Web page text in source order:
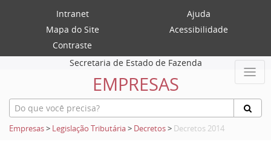
Intranet
Ajuda
Mapa do Site
Acessibilidade
Contraste
Secretaria de Estado de Fazenda
EMPRESAS
Empresas> Legislação Tributária> Decretos> Decretos 2014